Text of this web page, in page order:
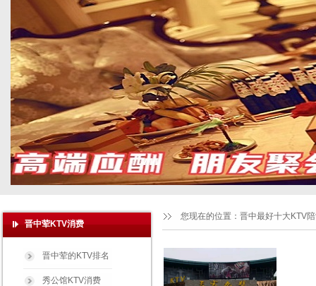
晋中荤KTV消费
晋中荤的KTV排名
秀公馆KTV消费
您现在的位置： 晋中最好十大KTV